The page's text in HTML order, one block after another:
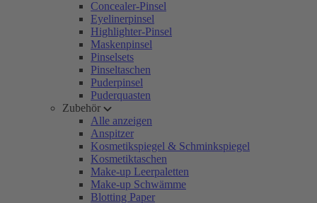
Concealer-Pinsel
Eyelinerpinsel
Highlighter-Pinsel
Maskenpinsel
Pinselsets
Pinseltaschen
Puderpinsel
Puderquasten
Zubehör
Alle anzeigen
Anspitzer
Kosmetikspiegel & Schminkspiegel
Kosmetiktaschen
Make-up Leerpaletten
Make-up Schwämme
Blotting Paper